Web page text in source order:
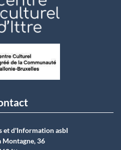
et d'Information asbI
Montagne, 36